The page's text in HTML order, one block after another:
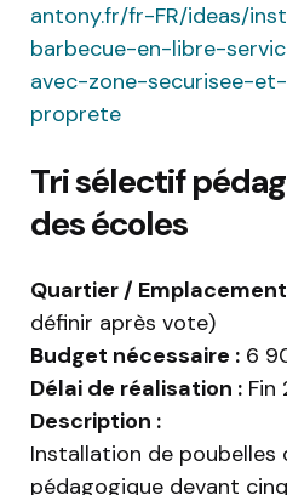
antony.fr/fr-FR/ideas/
barbecue-en-libre-
avec-zone-securisee-
proprete
Tri sélectif
des écoles
Quartier /
définir après vote)
Budget nécessaire : 6
Délai de réalisation : Fin
Description :
Installation de
pédagogique devant